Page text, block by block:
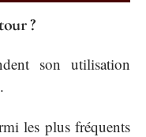
?
son utilisation
les plus fréquents